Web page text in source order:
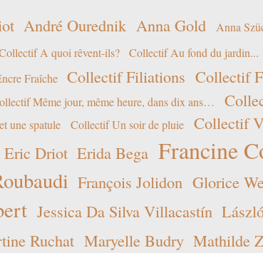
André Ourednik Anna Gold Anna
A quoi rêvent-ils? Collectif Au fond du jardin...
Fraîche Collectif Filiations Collectif
Même jour, même heure, dans dix ans…
une spatule Collectif Un soir de pluie Collectif
Eric Driot Erida Bega Francine
François Jolidon Glorice
Jessica Da Silva Villacastín
Ruchat Maryelle Budry Mathilde